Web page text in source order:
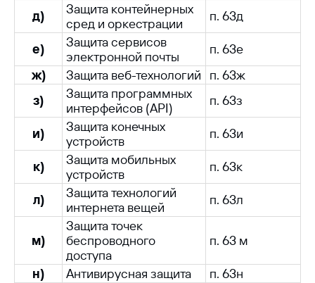
д)
Защита контейнерных
сред и оркестрации
п. 63д
е)
Защита сервисов
электронной почты
п. 63е
ж)
Защита веб-технологий
п. 63ж
з)
Защита программных
интерфейсов (API)
п. 63з
и)
Защита конечных
устройств
п. 63и
к)
Защита мобильных
устройств
п. 63к
л)
Защита технологий
интернета вещей
п. 63л
м)
Защита точек
беспроводного
доступа
п. 63 м
н) Антивирусная защита п. 63н